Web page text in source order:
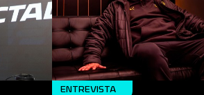
ENTREVISTA